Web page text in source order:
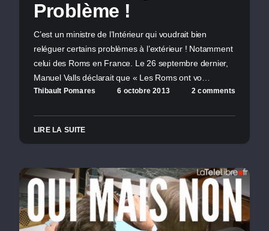
Problème !
C’est un ministre de l’Intérieur qui voudrait bien
reléguer certains problèmes à l’extérieur ! Notamment
celui des Roms en France. Le 26 septembre dernier,
Manuel Valls déclarait que « Les Roms ont vo…
Thibault Pomares 6 octobre 2013 2 comments
LIRE LA SUITE